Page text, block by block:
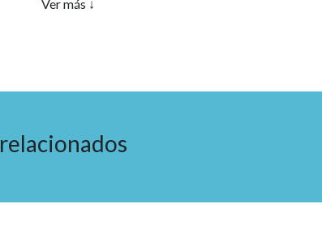
CAPÍTULO 6 - Inflamación
CAPÍTULO 8 - Tumores oculares y trastornos
Ver más ↓
relacionados